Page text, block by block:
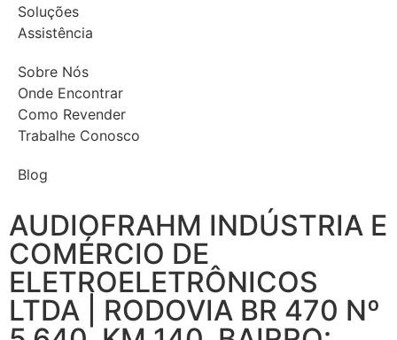
Soluções
Assistência
Sobre Nós
Onde Encontrar
Como Revender
Trabalhe Conosco
Blog
AUDIOFRAHM INDÚSTRIA E
COMÉRCIO DE
ELETROELETRÔNICOS
LTDA | RODOVIA BR 470 Nº